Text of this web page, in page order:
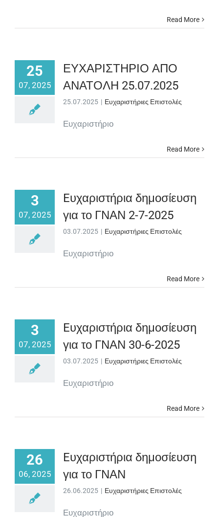
Read More
25
07, 2025
ΕΥΧΑΡΙΣΤΗΡΙΟ ΑΠΟ
ΑΝΑΤΟΛΗ 25.07.2025
25.07.2025 | Ευχαριστήριες Επιστολές
Ευχαριστήριο
Read More
3
07, 2025
Eυχαριστήρια δημοσίευση
για το ΓΝΑΝ 2-7-2025
03.07.2025 | Ευχαριστήριες Επιστολές
Ευχαριστήριο
Read More
3
07, 2025
Eυχαριστήρια δημοσίευση
για το ΓΝΑΝ 30-6-2025
03.07.2025 | Ευχαριστήριες Επιστολές
Ευχαριστήριο
Read More
26
06, 2025
Eυχαριστήρια δημοσίευση
για το ΓΝΑΝ
26.06.2025 | Ευχαριστήριες Επιστολές
Ευχαριστήριο